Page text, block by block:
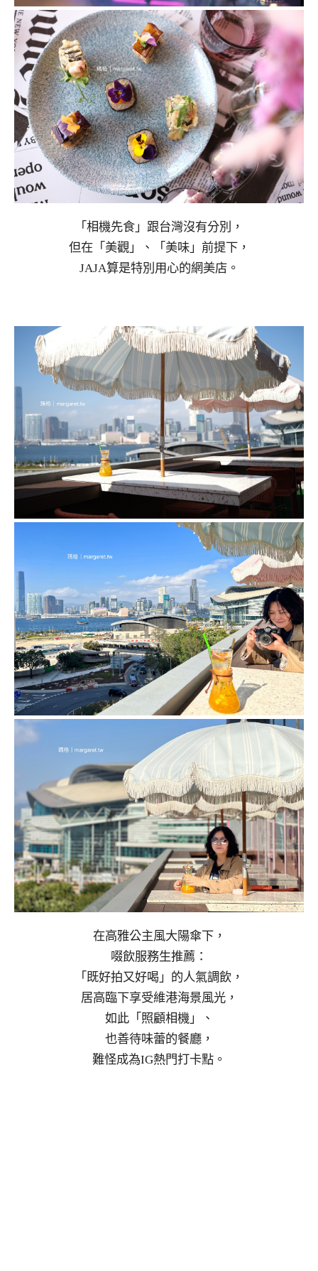
「相機先食」跟台灣沒有分別，
但在「美觀」、「美味」前提下，
JAJA算是特別用心的網美店。
在高雅公主風大陽傘下，
啜飲服務生推薦：
「既好拍又好喝」的人氣調飲，
居高臨下享受維港海景風光，
如此「照顧相機」、
也善待味蕾的餐廳，
難怪成為IG熱門打卡點。